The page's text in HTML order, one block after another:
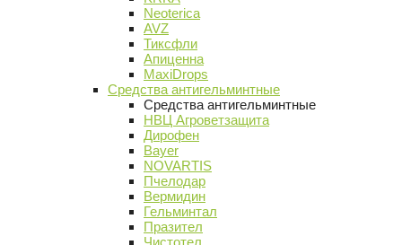
Neoterica
AVZ
Тиксфли
Апиценна
MaxiDrops
Средства антигельминтные
Средства антигельминтные
НВЦ Агроветзащита
Дирофен
Bayer
NOVARTIS
Пчелодар
Вермидин
Гельминтал
Празител
Чистотел